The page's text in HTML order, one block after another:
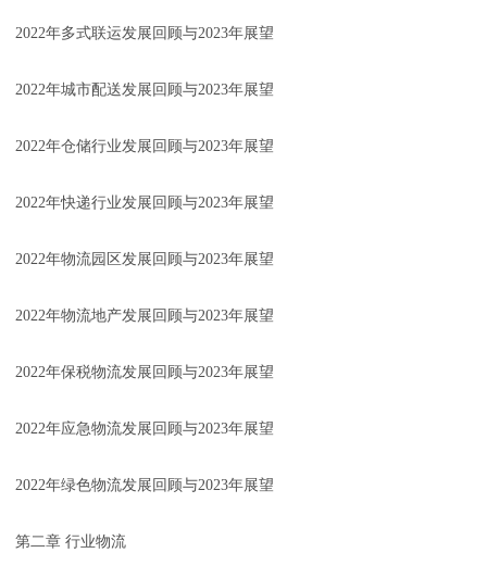
2022年多式联运发展回顾与2023年展望
2022年城市配送发展回顾与2023年展望
2022年仓储行业发展回顾与2023年展望
2022年快递行业发展回顾与2023年展望
2022年物流园区发展回顾与2023年展望
2022年物流地产发展回顾与2023年展望
2022年保税物流发展回顾与2023年展望
2022年应急物流发展回顾与2023年展望
2022年绿色物流发展回顾与2023年展望
第二章 行业物流